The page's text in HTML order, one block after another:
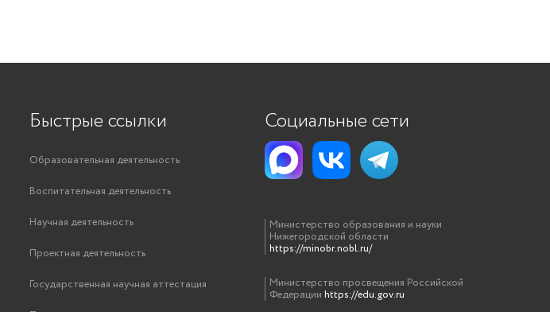
Быстрые ссылки
Образовательная деятельность
Воспитательная деятельность
Научная деятельность
Проектная деятельность
Государственная научная аттестация
Социальные сети
Министерство образования и науки
Нижегородской области
https://minobr.nobl.ru/
Министерство просвещения Российской
Федерации https://edu.gov.ru